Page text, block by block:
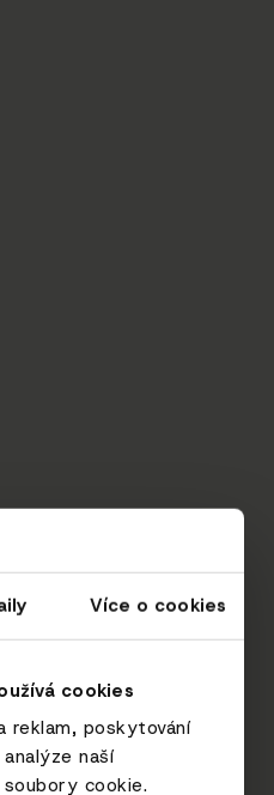
Více o cookies
cookies
reklam, poskytování
naší
cookie.